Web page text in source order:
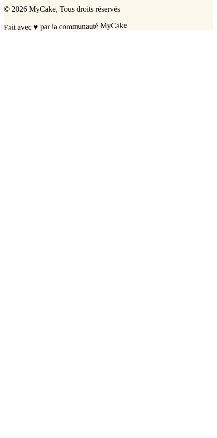
© 2026 MyCake, Tous droits réservés
Fait avec♥ par la communauté MyCake